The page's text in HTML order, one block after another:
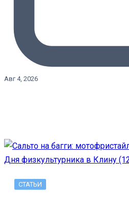
Авг 4, 2026
СТАТЬИ